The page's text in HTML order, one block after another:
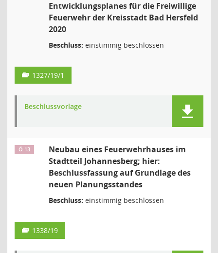
Entwicklungsplanes für die Freiwillige
Feuerwehr der Kreisstadt Bad Hersfeld
2020
Beschluss: einstimmig beschlossen
1327/19/1
Beschlussvorlage
Ö 13
Neubau eines Feuerwehrhauses im
Stadtteil Johannesberg; hier:
Beschlussfassung auf Grundlage des
neuen Planungsstandes
Beschluss: einstimmig beschlossen
1338/19